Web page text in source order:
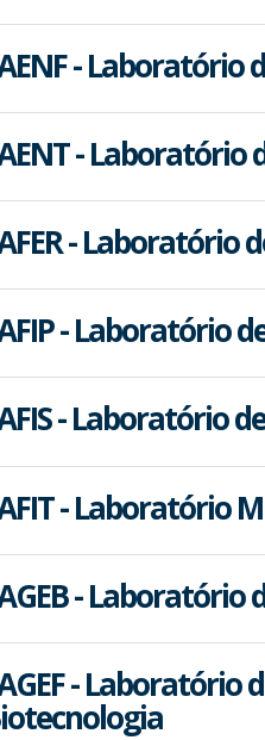
- Laboratório
- Laboratório
- Laboratório
- Laboratório
- Laboratório
- Laboratório
-
- Laboratório